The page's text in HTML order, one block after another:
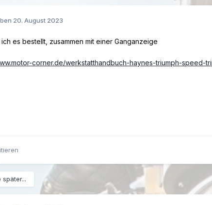
20. August 2023
es bestellt, zusammen mit einer Ganganzeige
corner.de/werkstatthandbuch-haynes-triumph-speed-
später...